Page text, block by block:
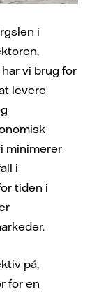
i
vi brug for
levere
minimerer
i
tiden i
på,
for en